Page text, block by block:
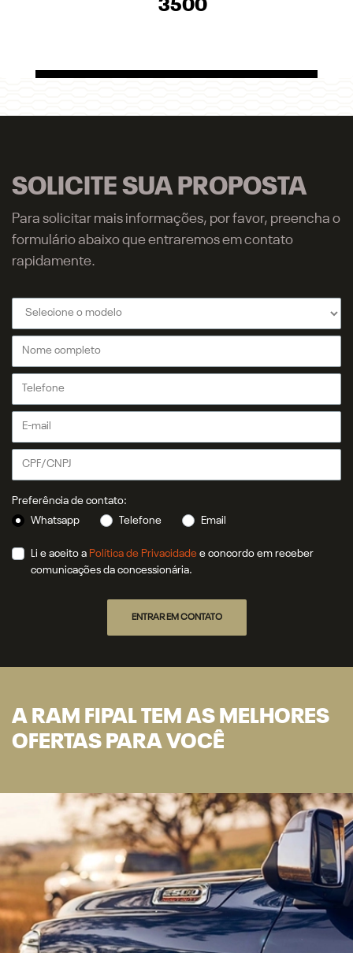
3500
SOLICITE SUA PROPOSTA
Para solicitar mais informações, por favor, preencha o
formulário abaixo que entraremos em contato
rapidamente.
Preferência de contato:
Whatsapp
Telefone Email
Li e aceito a Política de Privacidade e concordo em receber
comunicações da concessionária.
ENTRAR EM CONTATO
A RAM FIPAL TEM AS MELHORES
OFERTAS PARA VOCÊ